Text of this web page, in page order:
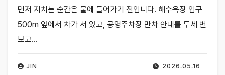
2026.05.16
JIN
먼저 지치는 순간은 물에 들어가기 전입니다. 해수욕장 입구
500m 앞에서 차가 서 있고, 공영주차장 만차 안내를 두세 번
보고…